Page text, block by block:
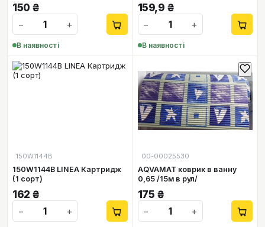
150 ₴
−
+
В наявності
159,9 ₴
−
+
В наявності
150W1144B
150W1144B LINEA Картридж
(1 сорт)
162 ₴
−
+
00-00025530
AQVAMAT коврик в ванну
0,65 /15м в рул/
175 ₴
−
+